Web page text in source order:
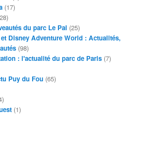
(17)
du parc Le Pal (25)
Disney Adventure World : Actualités,
(98)
: l'actualité du parc de Paris (7)
Puy du Fou (65)
(1)